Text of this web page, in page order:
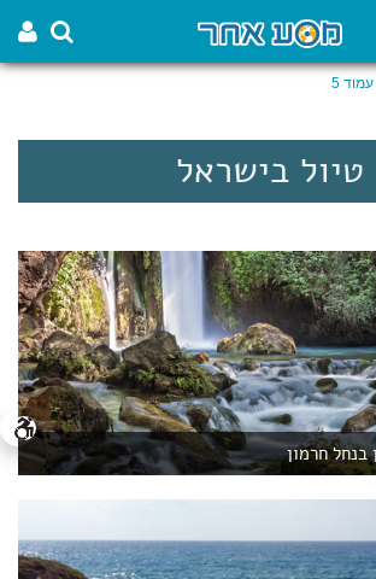
עמוד 5
טיול בישראל
בנחל חרמון